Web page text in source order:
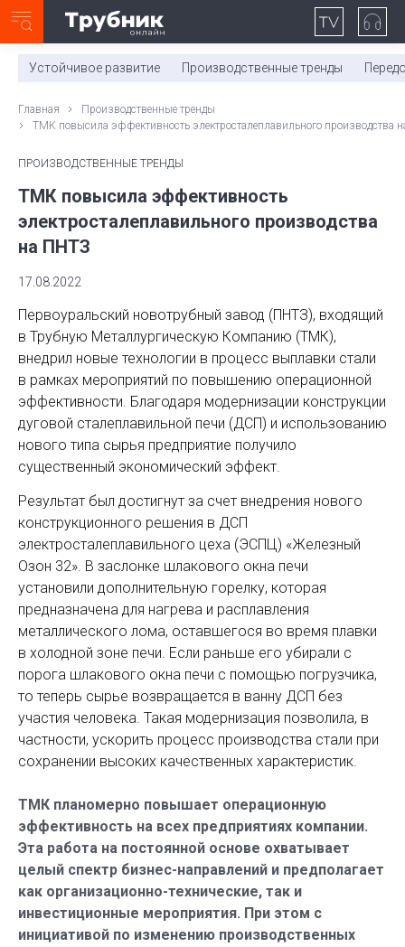
0:00/ 11:03
Устойчивое развитие Производственные тренды
Главная
Производственные тренды
ТМК повысила эффективность электросталеплавильного производства
ПРОИЗВОДСТВЕННЫЕ ТРЕНДЫ
ТМК повысила эффективность
электросталеплавильного производства
на ПНТЗ
17.08.2022
Первоуральский новотрубный завод (ПНТЗ), входящий
в Трубную Металлургическую Компанию (ТМК),
внедрил новые технологии в процесс выплавки стали
в рамках мероприятий по повышению операционной
эффективности. Благодаря модернизации конструкции
дуговой сталеплавильной печи (ДСП) и использованию
нового типа сырья предприятие получило
существенный экономический эффект.
Результат был достигнут за счет внедрения нового
конструкционного решения в ДСП
электросталеплавильного цеха (ЭСПЦ) «Железный
Озон 32». В заслонке шлакового окна печи
установили дополнительную горелку, которая
предназначена для нагрева и расплавления
металлического лома, оставшегося во время плавки
в холодной зоне печи. Если раньше его убирали с
порога шлакового окна печи с помощью погрузчика,
то теперь сырье возвращается в ванну ДСП без
участия человека. Такая модернизация позволила, в
частности, ускорить процесс производства стали при
сохранении высоких качественных характеристик.
ТМК планомерно повышает операционную
эффективность на всех предприятиях компании.
Эта работа на постоянной основе охватывает
целый спектр бизнес-направлений и предполагает
как организационно-технические, так и
инвестиционные мероприятия. При этом с
инициативой по изменению производственных